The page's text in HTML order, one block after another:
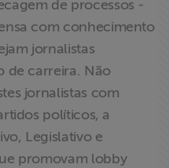
de processos -
com conhecimento
jornalistas
de carreira. Não
jornalistas com
políticos, a
Legislativo e
promovam lobby